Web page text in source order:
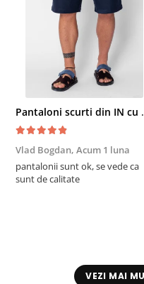
Vlad Bogdan, Acum 1 luna
pantalonii sunt ok, se vede ca
sunt de calitate
VEZI MAI